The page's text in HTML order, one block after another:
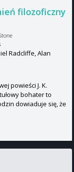
filozoficzny
Radcliffe, Alan
powieści J. K.
bohater to
dowiaduje się, że